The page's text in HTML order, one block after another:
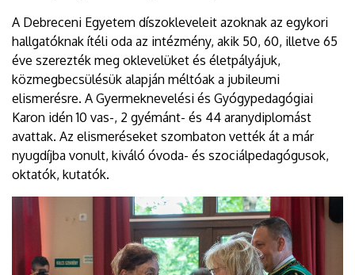
A Debreceni Egyetem díszokleveleit azoknak az egykori
hallgatóknak ítéli oda az intézmény, akik 50, 60, illetve 65
éve szerezték meg oklevelüket és életpályájuk,
közmegbecsülésük alapján méltóak a jubileumi
elismerésre. A Gyermeknevelési és Gyógypedagógiai
Karon idén 10 vas-, 2 gyémánt- és 44 aranydiplomást
avattak. Az elismeréseket szombaton vették át a már
nyugdíjba vonult, kiváló óvoda- és szociálpedagógusok,
oktatók, kutatók.